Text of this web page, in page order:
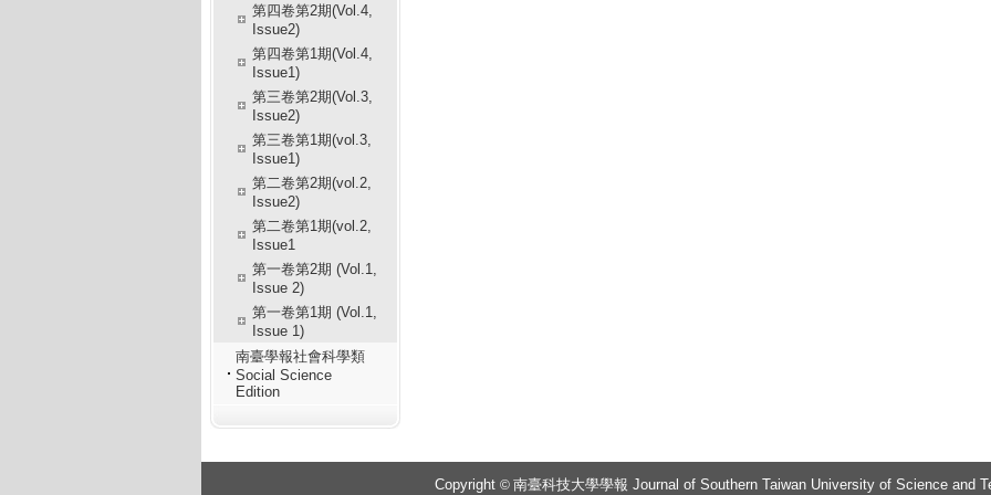
第四卷第2期(Vol.4,
Issue2)
第四卷第1期(Vol.4,
Issue1)
第三卷第2期(Vol.3,
Issue2)
第三卷第1期(vol.3,
Issue1)
第二卷第2期(vol.2,
Issue2)
第二卷第1期(vol.2,
Issue1
第一卷第2期 (Vol.1,
Issue 2)
第一卷第1期 (Vol.1,
Issue 1)
南臺學報社會科學類
Social Science
Edition
Copyright © 南臺科技大學學報 Journal of Southern Taiwan University of Science and